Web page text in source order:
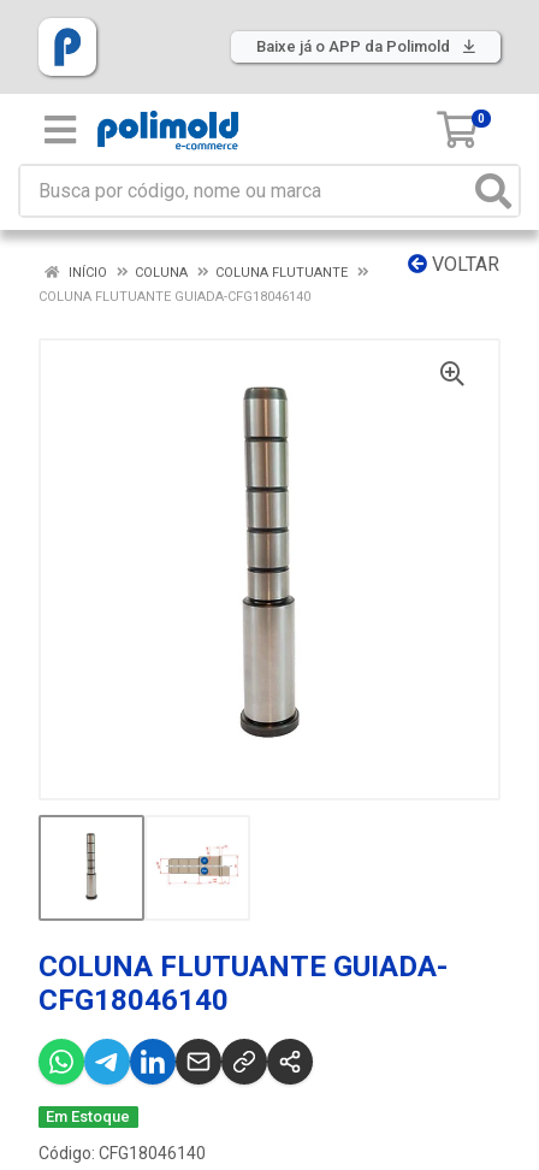
Baixe já o APP da Polimold
0
VOLTAR
INÍCIO COLUNA
COLUNA FLUTUANTE
COLUNA FLUTUANTE GUIADA-CFG18046140
COLUNA FLUTUANTE GUIADA-
CFG18046140
Em Estoque
Código: CFG18046140